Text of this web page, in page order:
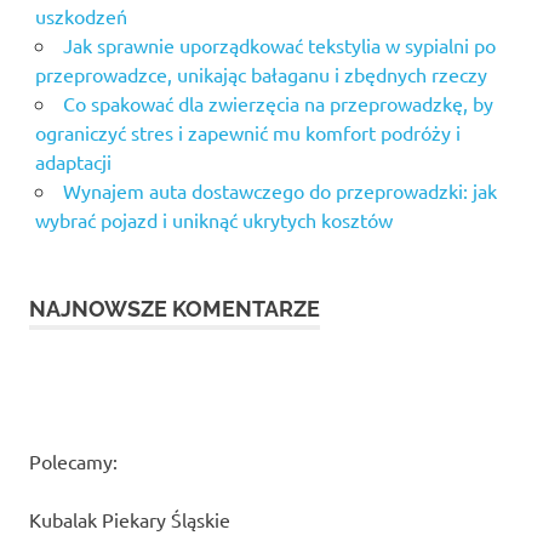
uszkodzeń
Jak sprawnie uporządkować tekstylia w sypialni po
przeprowadzce, unikając bałaganu i zbędnych rzeczy
Co spakować dla zwierzęcia na przeprowadzkę, by
ograniczyć stres i zapewnić mu komfort podróży i
adaptacji
Wynajem auta dostawczego do przeprowadzki: jak
wybrać pojazd i uniknąć ukrytych kosztów
NAJNOWSZE KOMENTARZE
Polecamy:
Kubalak Piekary Śląskie